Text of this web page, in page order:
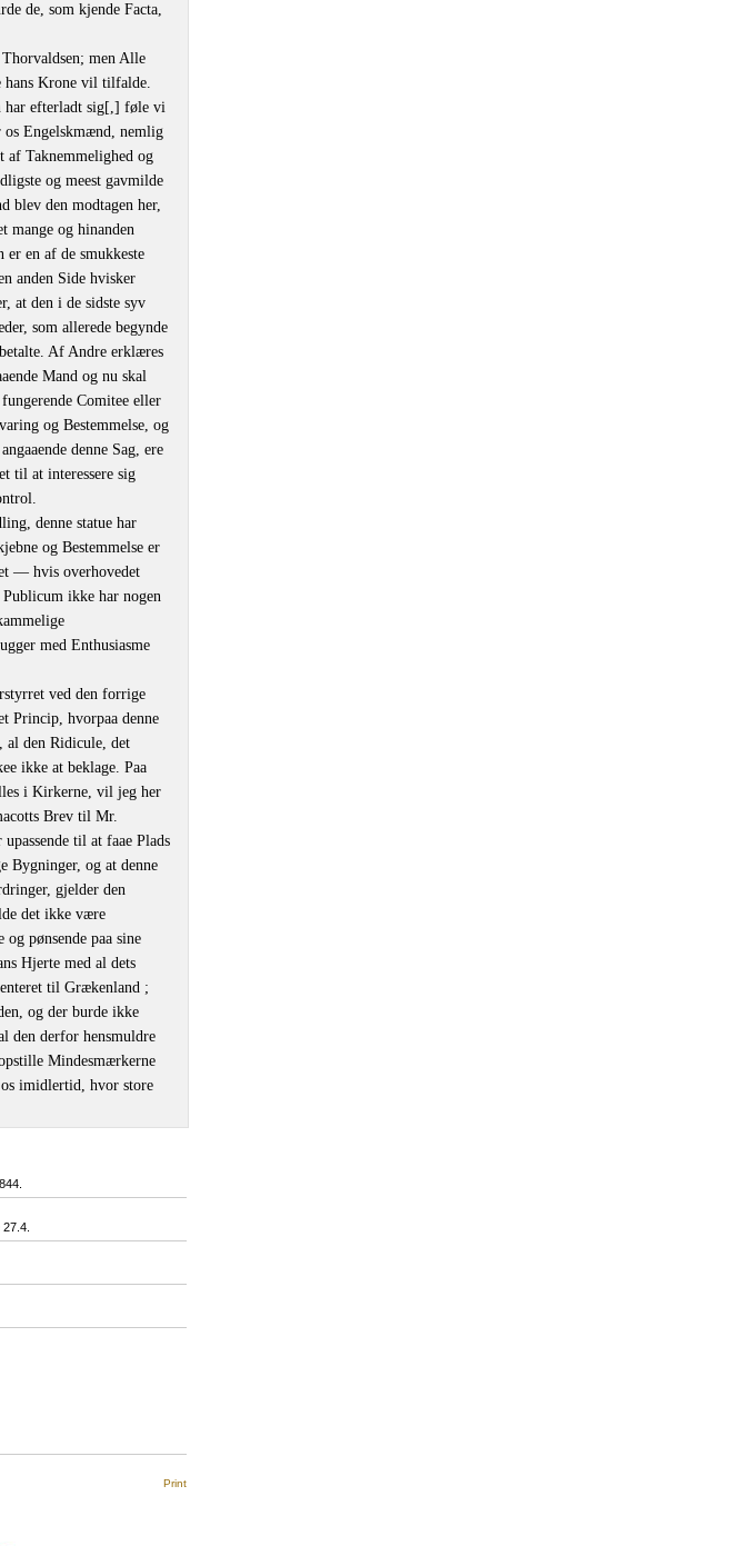
de, som kjende Facta,
men Alle
hans Krone vil tilfalde.
har efterladt sig[,] føle vi
os Engelskmænd, nemlig
af Taknemmelighed og
og meest gavmilde
blev den modtagen her,
mange og hinanden
er en af de smukkeste
anden Side hvisker
at den i de sidste syv
som allerede begynde
Af Andre erklæres
Mand og nu skal
Comitee eller
og Bestemmelse, og
denne Sag, ere
til at interessere sig
denne statue har
og Bestemmelse er
— hvis overhovedet
ikke har nogen
med Enthusiasme
ved den forrige
Princip, hvorpaa denne
al den Ridicule, det
ikke at beklage. Paa
i Kirkerne, vil jeg her
Brev til Mr.
til at faae Plads
Bygninger, og at denne
gjelder den
det ikke være
pønsende paa sine
Hjerte med al dets
til Grækenland ;
og der burde ikke
den derfor hensmuldre
Mindesmærkerne
imidlertid, hvor store
Print